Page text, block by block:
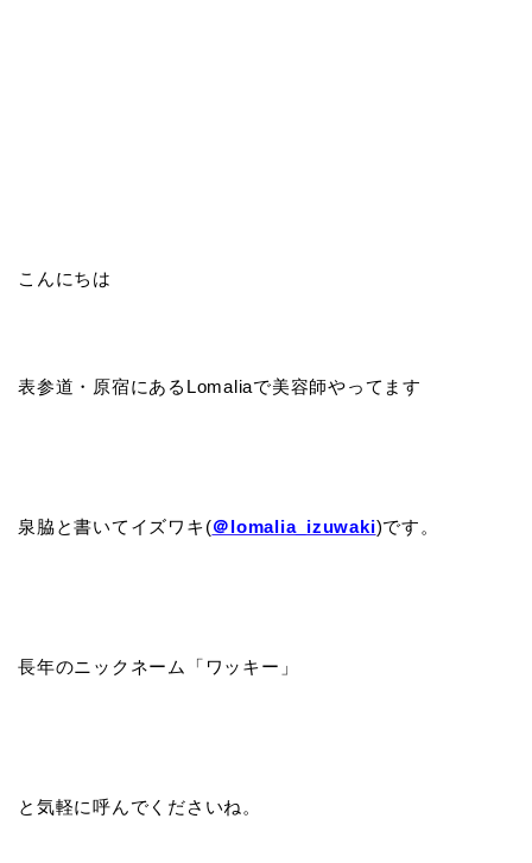
こんにちは
表参道・原宿にあるLomaliaで美容師やってます
泉脇と書いてイズワキ(＠lomalia_izuwaki)です。
長年のニックネーム「ワッキー」
と気軽に呼んでくださいね。